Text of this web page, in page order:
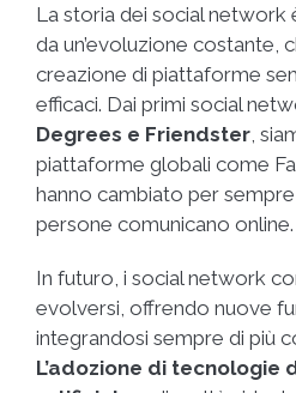
La storia dei social network
da un’evoluzione costante,
creazione di piattaforme
efficaci. Dai primi social
Degrees e Friendster ,
piattaforme globali come
hanno cambiato per
persone comunicano online.
In futuro, i social network
evolversi, offrendo nuove
integrandosi sempre di più
L’adozione di tecnologie